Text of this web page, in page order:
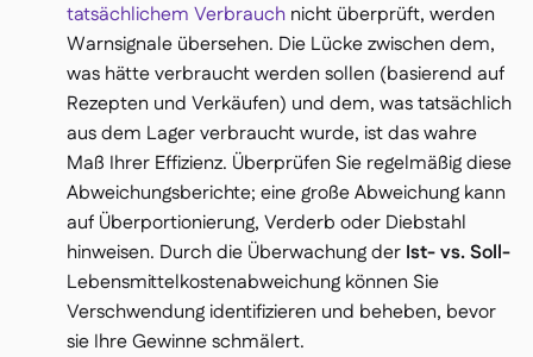
tatsächlichem Verbrauch nicht überprüft, werden
Warnsignale übersehen. Die Lücke zwischen dem,
was hätteverbraucht werden sollen (basierend auf
Rezepten und Verkäufen) und dem, was tatsächlich
aus dem Lagerverbraucht wurde, ist das wahre
Maß Ihrer Effizienz. Überprüfen Sie regelmäßig diese
Abweichungsberichte; eine große Abweichung kann
auf Überportionierung, Verderb oder Diebstahl
hinweisen. Durch die Überwachung der Ist- vs. Soll-
Lebensmittelkostenabweichung können Sie
Verschwendung identifizieren und beheben, bevor
sie Ihre Gewinne schmälert.